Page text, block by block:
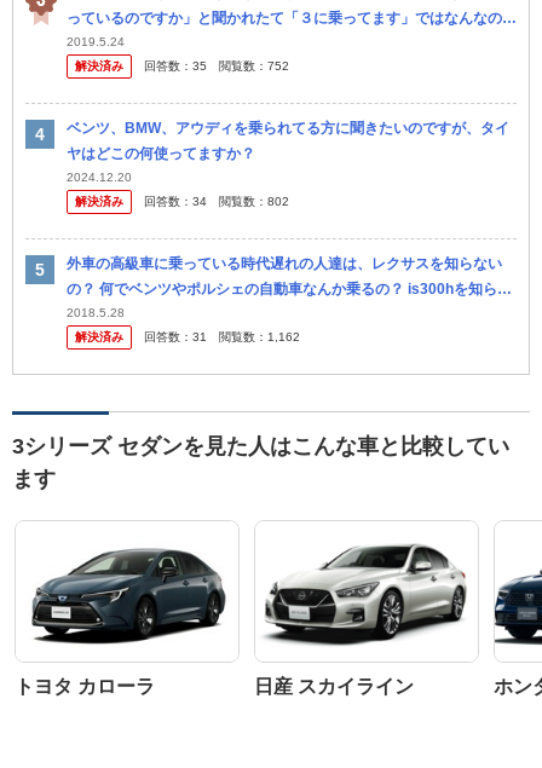
っているのですか」と聞かれたて「３に乗ってます」ではなんなので
すかて感じなのでは。 クルマの車名はやっぱしアクセラみたいな固
有名詞の...
2019.5.24
解決済み
回答数： 35 閲覧数： 752
ベンツ、BMW、アウディを乗られてる方に聞きたいのですが、タイ
ヤはどこの何使ってますか？
2024.12.20
解決済み
回答数： 34 閲覧数： 802
外車の高級車に乗っている時代遅れの人達は、レクサスを知らない
の？ 何でベンツやポルシェの自動車なんか乗るの？ is300hを知らな
い？ eクラスや ３シリーズ ５シリーズ何か 乗るの？ レク...
2018.5.28
解決済み
回答数： 31 閲覧数： 1,162
3シリーズ セダンを見た人はこんな車と比較してい
ます
トヨタ カローラ 日産 スカイライン ホン